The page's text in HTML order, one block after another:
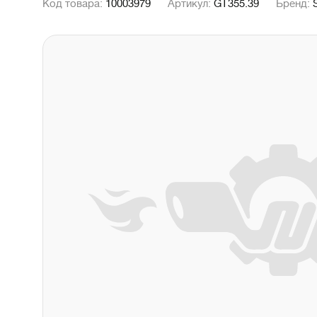
Код товара: 10003979 Артикул: GT355.39 Бренд: